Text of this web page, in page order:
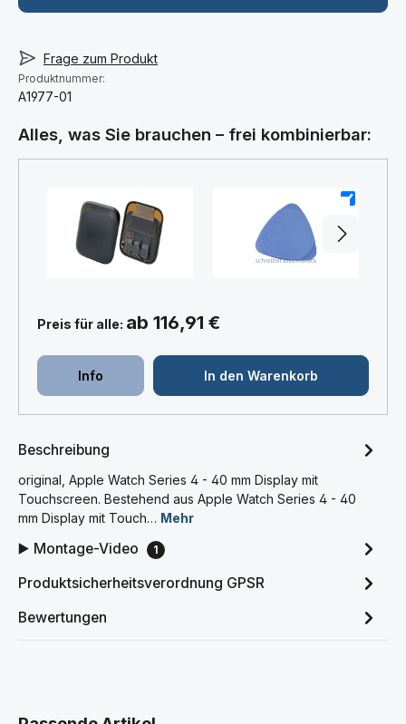
Frage zum Produkt
Produktnummer:
A1977-01
Alles, was Sie brauchen – frei kombinierbar:
Preis für alle: ab 116,91 €
Info In den Warenkorb
Beschreibung
original, Apple Watch Series 4 - 40 mm Display mit
Touchscreen. Bestehend aus Apple Watch Series 4 - 40
mm Display mit Touch… Mehr
▶️ Montage-Video 1
Produktsicherheitsverordnung GPSR
Bewertungen
Produktgalerie überspringen